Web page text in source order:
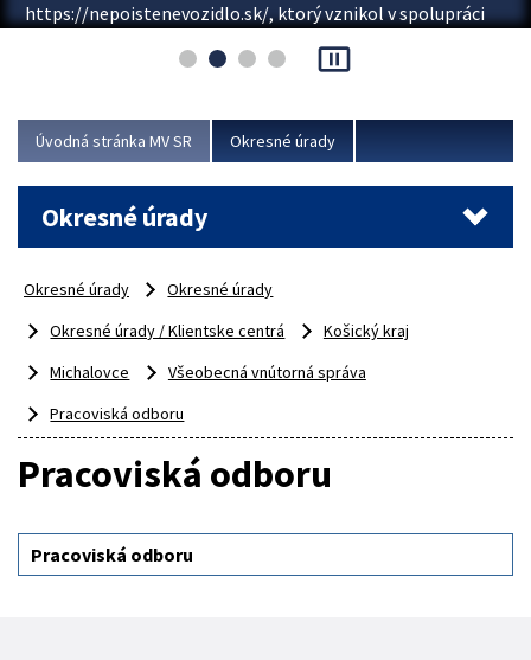
https://nepoistenevozidlo.sk/, ktorý vznikol v spolupráci
asociácie poisťovní (SLASPO) a Ministerstva vnútra SR.
Viac
pause_presentation
Úvodná stránka MV SR Okresné úrady
Okresné úrady
Okresné úrady
Okresné úrady
Okresné úrady / Klientske centrá
Košický kraj
Michalovce
Všeobecná vnútorná správa
Pracoviská odboru
Pracoviská odboru
Pracoviská odboru